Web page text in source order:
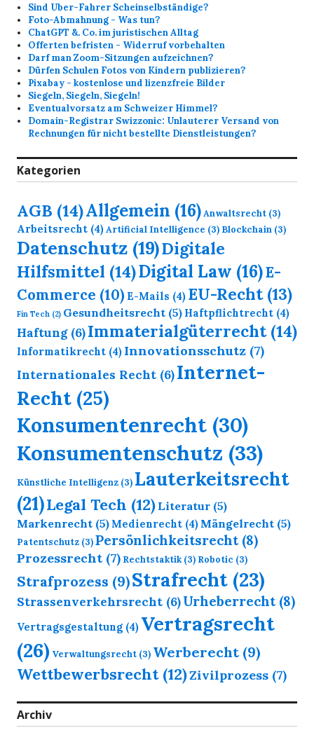
Sind Uber-Fahrer Scheinselbständige?
Foto-Abmahnung - Was tun?
ChatGPT &. Co. im juristischen Alltag
Offerten befristen - Widerruf vorbehalten
Darf man Zoom-Sitzungen aufzeichnen?
Dürfen Schulen Fotos von Kindern publizieren?
Pixabay - kostenlose und lizenzfreie Bilder
Siegeln, Siegeln, Siegeln!
Eventualvorsatz am Schweizer Himmel?
Domain-Registrar Swizzonic: Unlauterer Versand von
Rechnungen für nicht bestellte Dienstleistungen?
Kategorien
AGB (14)Allgemein (16)Anwaltsrecht (3)
Arbeitsrecht (4)Artificial Intelligence (3) Blockchain (3)
Datenschutz (19)Digitale
Hilfsmittel (14)Digital Law (16)E-
Commerce (10) E-Mails (4) EU-Recht(13)
Fin Tech (2) Gesundheitsrecht (5) Haftpflichtrecht (4)
Haftung(6)Immaterialgüterrecht(14)
Informatikrecht (4) Innovationsschutz (7)
Internationales Recht (6)Internet-
Recht (25)
Konsumentenrecht (30)
Konsumentenschutz (33)
Künstliche Intelligenz (3) Lauterkeitsrecht
(21)Legal Tech (12) Literatur (5)
Markenrecht (5) Medienrecht (4) Mängelrecht (5)
Patentschutz (3)Persönlichkeitsrecht(8)
Prozessrecht (7) Rechtstaktik(3) Robotic (3)
Strafprozess (9)Strafrecht (23)
Strassenverkehrsrecht (6)Urheberrecht(8)
Vertragsgestaltung (4) Vertragsrecht
(26) Verwaltungsrecht (3) Werberecht(9)
Wettbewerbsrecht(12)Zivilprozess (7)
Archiv